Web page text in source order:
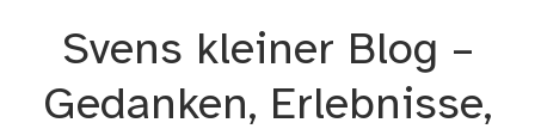
Svens kleiner Blog –
Gedanken, Erlebnisse,